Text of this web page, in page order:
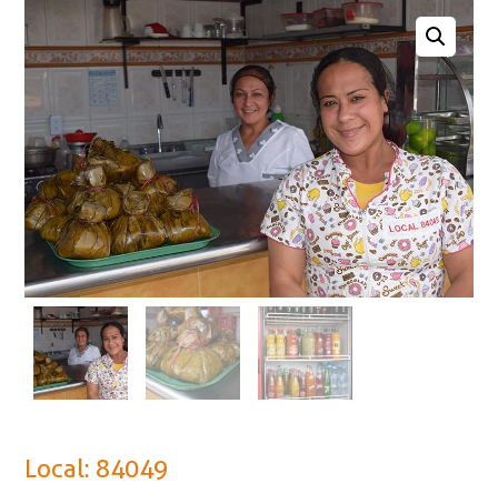
Local: 84049